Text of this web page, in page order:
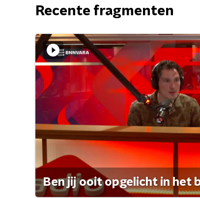
Recente fragmenten
Ben jij ooit opgelicht in het